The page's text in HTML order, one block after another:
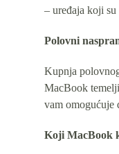
– uređaja koji
Polovni
Kupnja
MacBook
vam omogućuje
Koji MacBook